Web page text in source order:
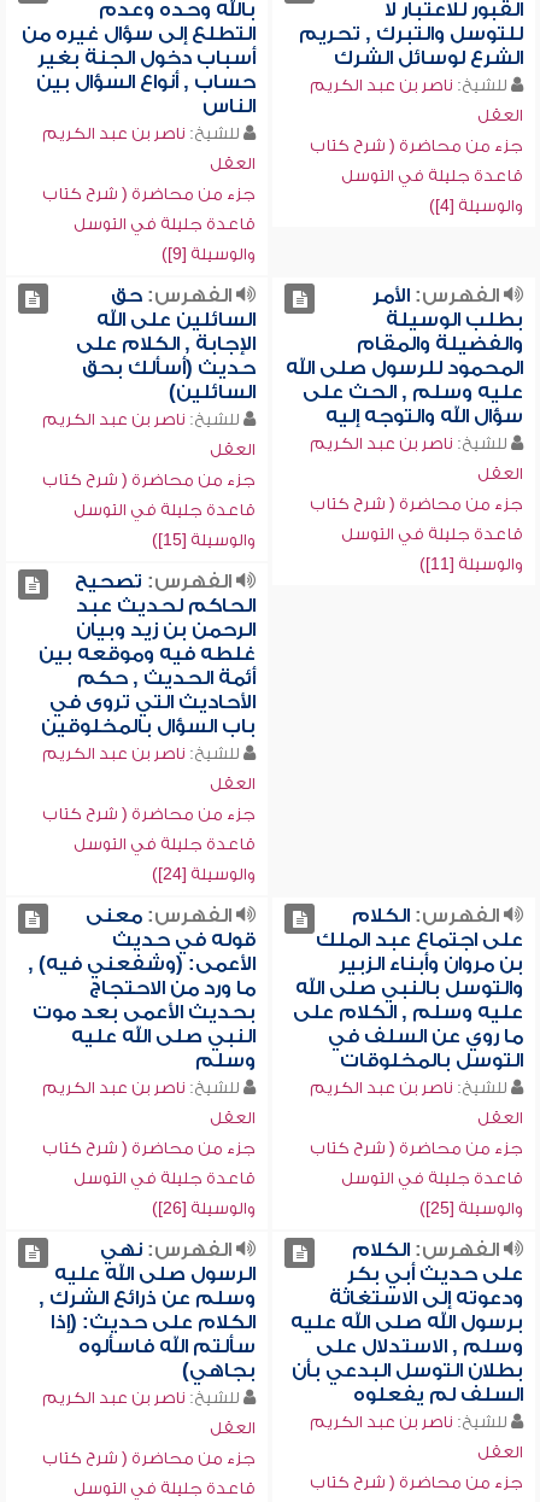
القبور للاعتبار لا
للتوسل والتبرك , تحريم
الشرع لوسائل الشرك
للشيخ: ناصر بن عبد الكريم
العقل
جزء من محاضرة ( شرح كتاب
قاعدة جليلة في التوسل
والوسيلة [4])
بالله وحده وعدم
التطلع إلى سؤال غيره من
أسباب دخول الجنة بغير
حساب , أنواع السؤال بين
الناس
للشيخ: ناصر بن عبد الكريم
العقل
جزء من محاضرة ( شرح كتاب
قاعدة جليلة في التوسل
والوسيلة [9])
الفهرس:الأمر
بطلب الوسيلة
والفضيلة والمقام
المحمود للرسول صلى الله
عليه وسلم , الحث على
سؤال الله والتوجه إليه
للشيخ: ناصر بن عبد الكريم
العقل
جزء من محاضرة ( شرح كتاب
قاعدة جليلة في التوسل
والوسيلة [11])
الفهرس:حق
السائلين على الله
الإجابة , الكلام على
حديث (أسألك بحق
السائلين)
للشيخ: ناصر بن عبد الكريم
العقل
جزء من محاضرة ( شرح كتاب
قاعدة جليلة في التوسل
والوسيلة [15])
الفهرس: تصحيح
الحاكم لحديث عبد
الرحمن بن زيد وبيان
غلطه فيه وموقعه بين
أئمة الحديث , حكم
الأحاديث التي تروى في
باب السؤال بالمخلوقين
للشيخ: ناصر بن عبد الكريم
العقل
جزء من محاضرة ( شرح كتاب
قاعدة جليلة في التوسل
والوسيلة [24])
الفهرس:الكلام
على اجتماع عبد الملك
بن مروان وأبناء الزبير
والتوسل بالنبي صلى الله
عليه وسلم , الكلام على
ما روي عن السلف في
التوسل بالمخلوقات
للشيخ: ناصر بن عبد الكريم
العقل
جزء من محاضرة ( شرح كتاب
قاعدة جليلة في التوسل
والوسيلة [25])
الفهرس:معنى
قوله في حديث
الأعمى: (وشفعني فيه) ,
ما ورد من الاحتجاج
بحديث الأعمى بعد موت
النبي صلى الله عليه
وسلم
للشيخ: ناصر بن عبد الكريم
العقل
جزء من محاضرة ( شرح كتاب
قاعدة جليلة في التوسل
والوسيلة [26])
الفهرس:الكلام
على حديث أبي بكر
ودعوته إلى الاستغاثة
برسول الله صلى الله عليه
وسلم , الاستدلال على
بطلان التوسل البدعي بأن
السلف لم يفعلوه
للشيخ: ناصر بن عبد الكريم
العقل
جزء من محاضرة ( شرح كتاب
الفهرس:نهي
الرسول صلى الله عليه
وسلم عن ذرائع الشرك ,
الكلام على حديث: (إذا
سألتم الله فاسألوه
بجاهي)
للشيخ: ناصر بن عبد الكريم
العقل
جزء من محاضرة ( شرح كتاب
قاعدة جليلة في التوسل